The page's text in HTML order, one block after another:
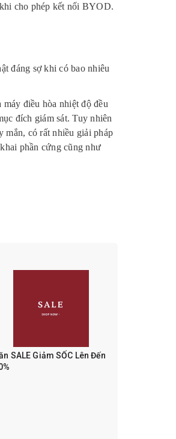
cho phép kết nối BYOD.
đáng sợ khi có bao nhiêu
điều hòa nhiệt độ đều
đích giám sát. Tuy nhiên
mắn, có rất nhiều giải pháp
phần cứng cũng như
SALE Giảm SỐC Lên Đến